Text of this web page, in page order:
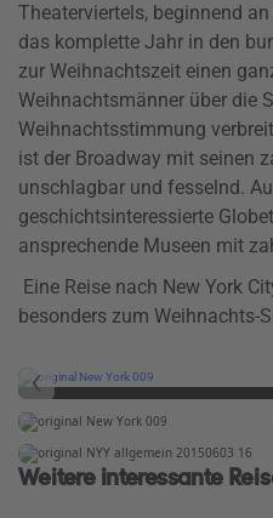
Theaterviertels, beginnend
das komplette Jahr in den
zur Weihnachtszeit einen
Weihnachtsmänner über die
Weihnachtsstimmung
ist der Broadway mit seinen
unschlagbar und fesselnd.
geschichtsinteressierte
ansprechende Museen mit
Eine Reise nach New York
besonders zum Weihnachts-
Weitere interessante